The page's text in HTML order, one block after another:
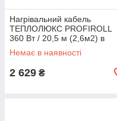
Нагрівальний кабель
ТЕПЛОЛЮКС PROFIROLL
360 Вт / 20,5 м (2,6м2) в
стяжку, тепла підлога
електричний Профі
Немає в наявності
2 629 ₴